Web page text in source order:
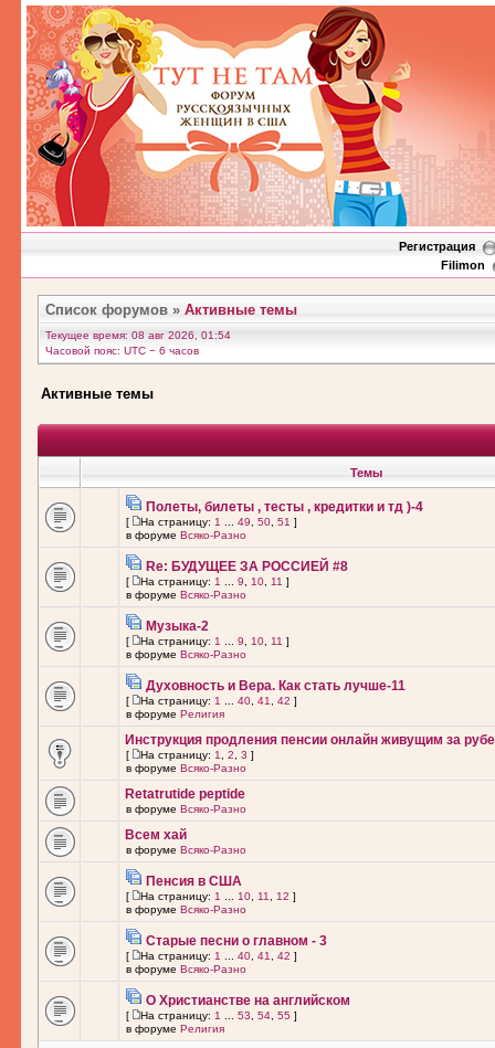
Регистрация
Filimon
Список форумов » Активные темы
Текущее время: 08 авг 2026, 01:54
Часовой пояс: UTC − 6 часов
Активные темы
Темы
Полеты, билеты , тесты , кредитки и тд )-4
[ На страницу: 1 49 50 51 ]
в форуме Всяко-Разно
Re: БУДУЩЕЕ ЗА РОССИЕЙ #8
[ На страницу: 1 9 10 11 ]
в форуме Всяко-Разно
Музыка-2
[ На страницу: 1 9 10 11 ]
в форуме Всяко-Разно
Духовность и Вера. Как стать лучше-11
[ На страницу: 1 40 41 42 ]
в форуме Религия
Инструкция продления пенсии онлайн живущим за
[ На страницу: 1 2 3 ]
в форуме Всяко-Разно
Retatrutide peptide
в форуме Всяко-Разно
Всем хай
в форуме Всяко-Разно
Пенсия в США
[ На страницу: 1 10 11 12 ]
в форуме Всяко-Разно
Старые песни о главном - 3
[ На страницу: 1 40 41 42 ]
в форуме Всяко-Разно
О Христианстве на английском
[ На страницу: 1 53 54 55 ]
в форуме Религия